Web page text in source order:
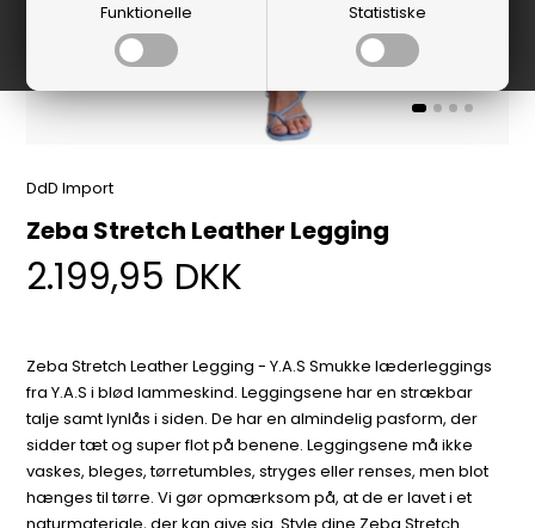
Funktionelle Statistiske
DdD Import
Zeba Stretch Leather Legging
2.199,95 DKK
Zeba Stretch Leather Legging - Y.A.S Smukke læderleggings
fra Y.A.S i blød lammeskind. Leggingsene har en strækbar
talje samt lynlås i siden. De har en almindelig pasform, der
sidder tæt og super flot på benene. Leggingsene må ikke
vaskes, bleges, tørretumbles, stryges eller renses, men blot
hænges til tørre. Vi gør opmærksom på, at de er lavet i et